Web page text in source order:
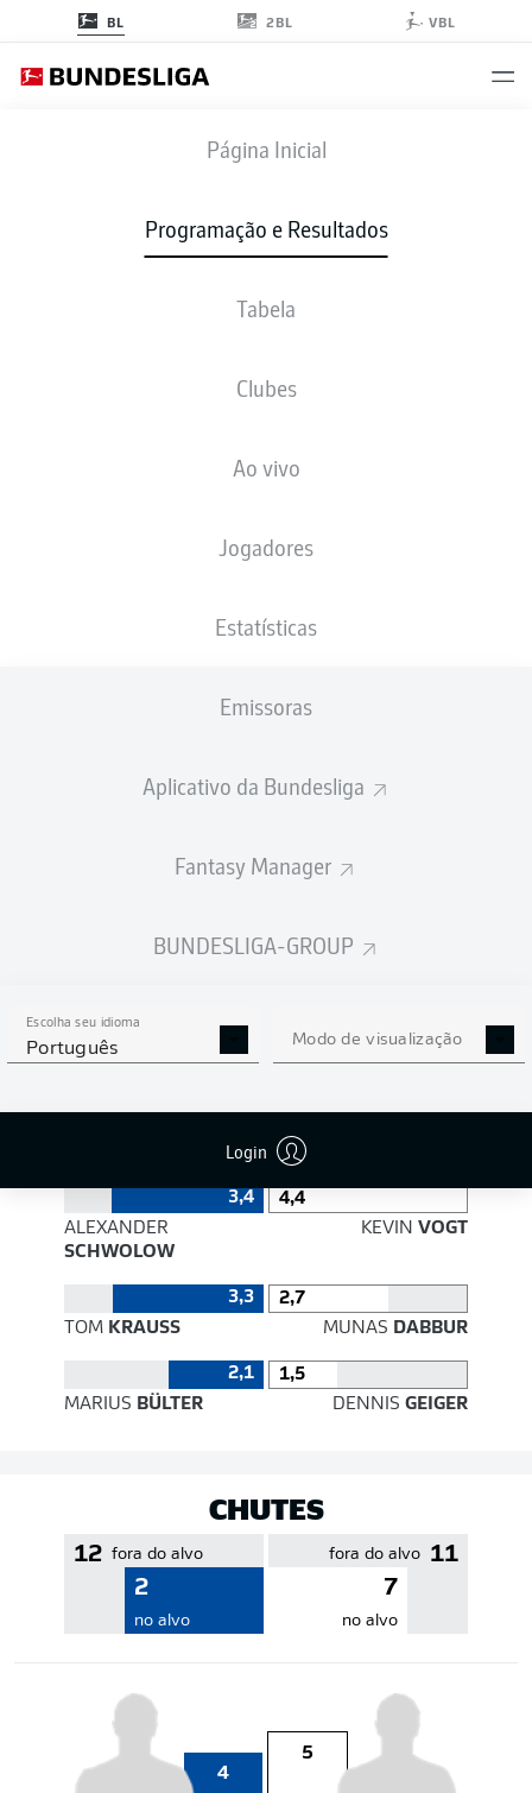
BL 2BL VBL
Página Inicial
Programação e Resultados
Tabela
Clubes
Ao vivo
Jogadores
Estatísticas
Emissoras
Aplicativo da Bundesliga
Fantasy Manager
BUNDESLIGA-GROUP
Escolha seu idioma
Português Modo de visualização
Login
S04 TSG
0 3
ESCALAÇÕES
362 362
78 % Precisão 81 %
EFICIÊNCIA DE PASSES
3,4
4,4
ALEXANDER
SCHWOLOW
KEVIN VOGT
3,3
2,7
TOM KRAUSS MUNAS DABBUR
2,1
1,5
MARIUS BÜLTER DENNIS GEIGER
CHUTES
12 fora do alvo
2
no alvo
11
fora do alvo
7
no alvo
4
5